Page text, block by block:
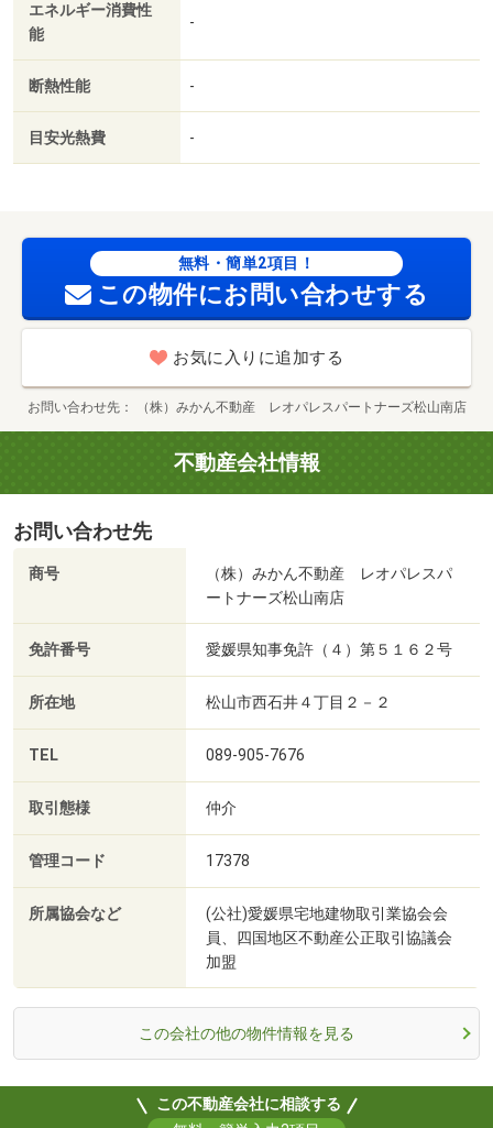
エネルギー消費性
能
-
断熱性能 -
目安光熱費 -
無料・簡単2項目！
この物件にお問い合わせする
お気に入りに追加する
お問い合わせ先 （株）みかん不動産 レオパレスパートナーズ松山南店
不動産会社情報
お問い合わせ先
商号
（株）みかん不動産 レオパレスパ
ートナーズ松山南店
免許番号 愛媛県知事免許（４）第５１６２号
所在地 松山市西石井４丁目２－２
TEL 089-905-7676
取引態様 仲介
管理コード 17378
所属協会など
(公社)愛媛県宅地建物取引業協会会
員、四国地区不動産公正取引協議会
加盟
この会社の他の物件情報を見る
この不動産会社に相談する